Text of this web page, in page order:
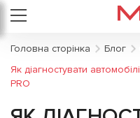
Головна сторінка Блог
Як діагностувати
PRO